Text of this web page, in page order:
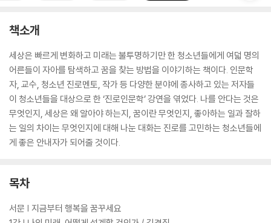
책소개
세상은 빠르게 변화하고 미래는 불투명하기만 한 청소년들에게 여덟 명의
어른들이 자아를 탐색하고 꿈을 찾는 방법을 이야기하는 책이다. 인문학
자, 교수, 청소년 진로멘토, 작가 등 다양한 분야에 종사하고 있는 저자들
이 청소년들을 대상으로 한 ‘진로인문학’ 강연을 엮었다. 나를 안다는 것은
무엇인지, 세상은 왜 알아야 하는지, 꿈이란 무엇인지, 좋아하는 일과 잘하
는 일의 차이는 무엇인지에 대해 나눈 대화는 진로를 고민하는 청소년들에
게 좋은 안내자가 되어줄 것이다.
목차
서문 | 지금부터 행복을 꿈꾸세요